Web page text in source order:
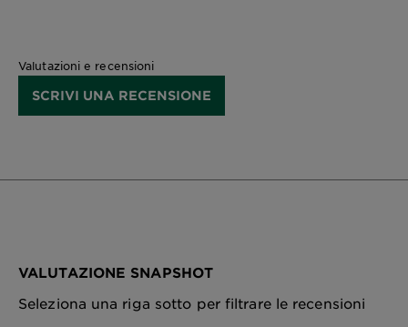
Valutazioni e recensioni
SCRIVI UNA RECENSIONE
VALUTAZIONE SNAPSHOT
Seleziona una riga sotto per filtrare le recensioni